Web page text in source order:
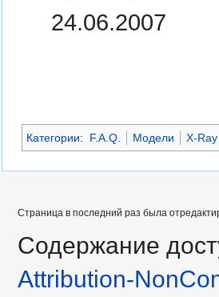
24.06.2007
Категории: F.A.Q. Модели X-
Страница в последний раз была
Содержание
Attribution-